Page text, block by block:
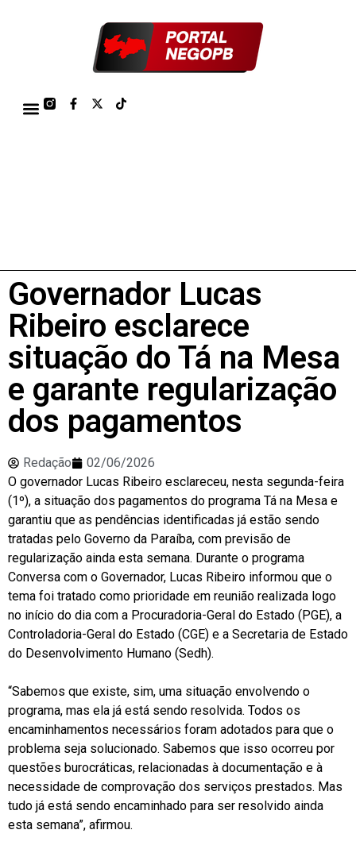
Governador Lucas
Ribeiro esclarece
situação do Tá na Mesa
e garante regularização
dos pagamentos
Redação
02/06/2026
O governador Lucas Ribeiro esclareceu, nesta segunda-feira
(1º), a situação dos pagamentos do programa Tá na Mesa e
garantiu que as pendências identificadas já estão sendo
tratadas pelo Governo da Paraíba, com previsão de
regularização ainda esta semana. Durante o programa
Conversa com o Governador, Lucas Ribeiro informou que o
tema foi tratado como prioridade em reunião realizada logo
no início do dia com a Procuradoria-Geral do Estado (PGE), a
Controladoria-Geral do Estado (CGE) e a Secretaria de Estado
do Desenvolvimento Humano (Sedh).
“Sabemos que existe, sim, uma situação envolvendo o
programa, mas ela já está sendo resolvida. Todos os
encaminhamentos necessários foram adotados para que o
problema seja solucionado. Sabemos que isso ocorreu por
questões burocráticas, relacionadas à documentação e à
necessidade de comprovação dos serviços prestados. Mas
tudo já está sendo encaminhado para ser resolvido ainda
esta semana”, afirmou.